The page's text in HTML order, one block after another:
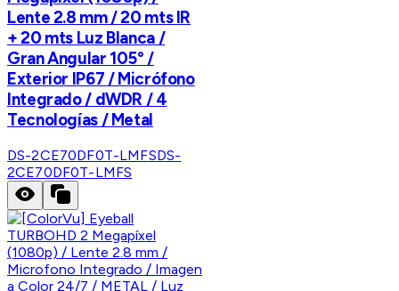
Lente 2.8 mm / 20 mts IR
+ 20 mts Luz Blanca /
Gran Angular 105° /
Exterior IP67 / Micrófono
Integrado / dWDR / 4
Tecnologías / Metal
DS-2CE70DF0T-LMFSDS-
2CE70DF0T-LMFS